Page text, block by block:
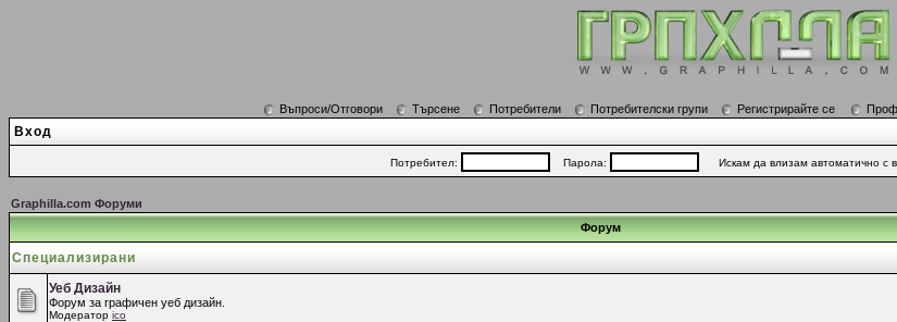
Въпроси/Отговори Търсене Потребители Потребителски групи Регистрирайте се
Вход
Потребител: Парола: Искам да влизам автоматично с
Graphilla.com Форуми
Форум
Специализирани
Уеб Дизайн
Форум за графичен уеб дизайн.
Модератор ico